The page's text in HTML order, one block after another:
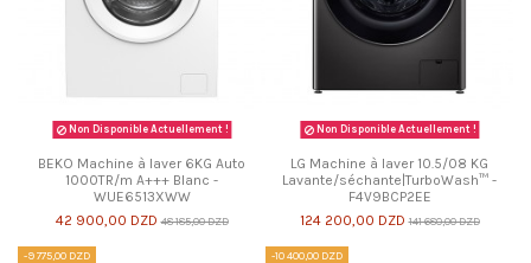
Non Disponible Actuellement !
BEKO Machine à laver 6KG Auto
1000TR/m A+++ Blanc -
WUE6513XWW
42 900,00 DZD 48 185,00 DZD
Non Disponible Actuellement !
LG Machine à laver 10.5/08 KG
Lavante/séchante|TurboWash™ -
F4V9BCP2EE
124 200,00 DZD 141 680,00 DZD
-9 775,00 DZD -10 400,00 DZD